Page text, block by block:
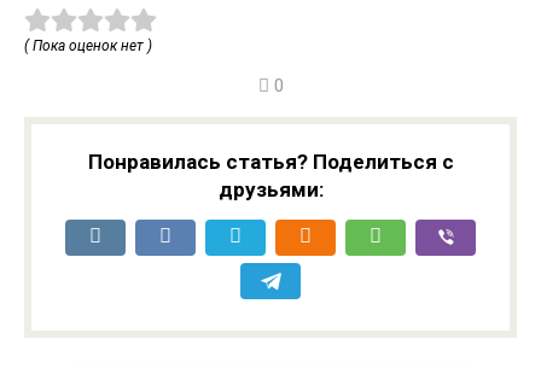
( Пока оценок нет )
0
Понравилась статья? Поделиться с
друзьями: